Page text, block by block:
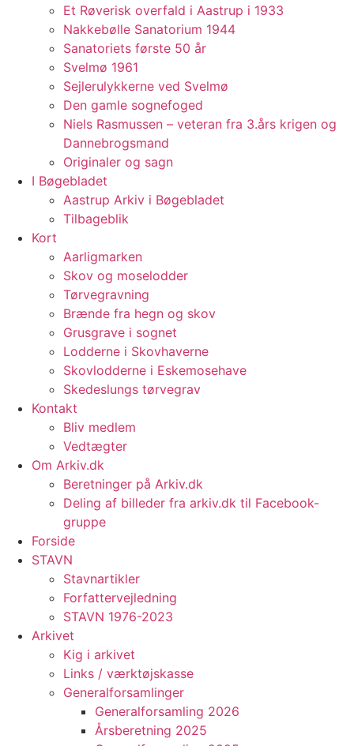
Et Røverisk overfald i Aastrup i 1933
Nakkebølle Sanatorium 1944
Sanatoriets første 50 år
Svelmø 1961
Sejlerulykkerne ved Svelmø
Den gamle sognefoged
Niels Rasmussen – veteran fra 3.års krigen og
Dannebrogsmand
Originaler og sagn
I Bøgebladet
Aastrup Arkiv i Bøgebladet
Tilbageblik
Kort
Aarligmarken
Skov og moselodder
Tørvegravning
Brænde fra hegn og skov
Grusgrave i sognet
Lodderne i Skovhaverne
Skovlodderne i Eskemosehave
Skedeslungs tørvegrav
Kontakt
Bliv medlem
Vedtægter
Om Arkiv.dk
Beretninger på Arkiv.dk
Deling af billeder fra arkiv.dk til Facebook-
gruppe
Forside
STAVN
Stavnartikler
Forfattervejledning
STAVN 1976-2023
Arkivet
Kig i arkivet
Links / værktøjskasse
Generalforsamlinger
Generalforsamling 2026
Årsberetning 2025